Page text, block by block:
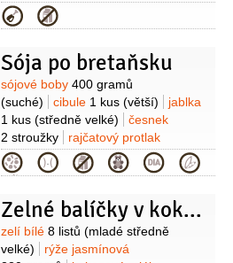
150 gramů
(menší)
olej0,4 decilitru
česnek
Kategorie
Sója po bretaňsku
Suroviny
sójové boby 400 gramů
(suché)
cibule 1 kus (větší)
jablka
1 kus (středně velké)
česnek
2 stroužky
rajčatový protlak
2 lžíce
olej slunečnicový
2 lžíce
paprika sladká1 lžička
Kategorie
Zelné balíčky v kokosové omáčce
Suroviny
zelí bílé 8 listů (mladé středně
velké)
rýže jasmínová